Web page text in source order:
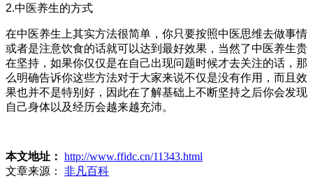
2.中医养生的方式
在中医养生上其实方法很简单，你只要按照中医思维去做事情
或者是注意饮食的话就可以达到最好效果，当然了中医养生贵
在坚持，如果你仅仅是在自己出现问题时候才去关注的话，那
么明确告诉你这些方法对于大家来说不仅是没有作用，而且效
果也并不是特别好，因此在了解基础上不断坚持之后你会发现
自己身体以及经历会越来越充沛。
本文地址： http://www.ffidc.cn/11343.html
文章来源：
非凡百科